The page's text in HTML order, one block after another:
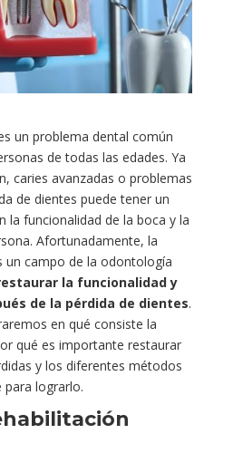
un problema dental común
de todas las edades. Ya
caries avanzadas o problemas
de dientes puede tener un
la funcionalidad de la boca y la
Afortunadamente, la
un campo de la odontología
la funcionalidad y
de la pérdida de dientes.
en qué consiste la
qué es importante restaurar
y los diferentes métodos
para lograrlo.